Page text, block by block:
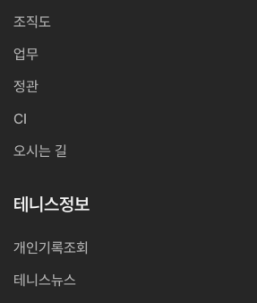
조직도
업무
정관
CI
오시는 길
테니스정보
개인기록조회
테니스뉴스